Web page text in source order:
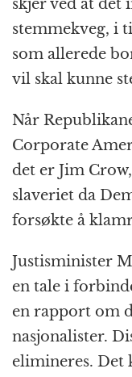
o
o
k
g
e
r
p
p
skjer ved at
stemmekveg, i
som allerede
vil skal kunne
Når
Corporate
det er Jim
slaveriet da
forsøkte å
Justisminister
en tale i
en rapport om
nasjonalister.
elimineres. Det